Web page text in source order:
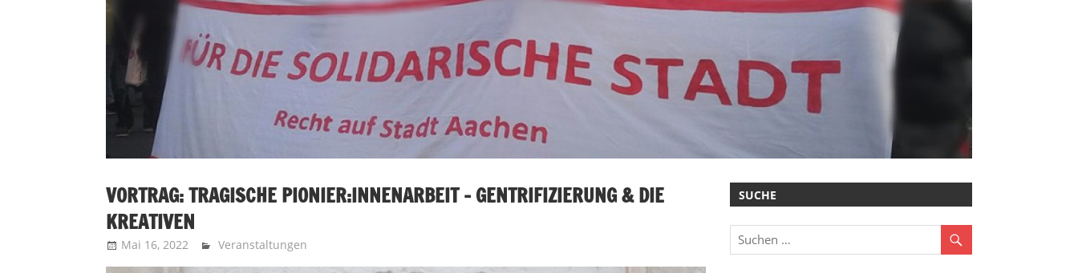
VORTRAG: TRAGISCHE PIONIER:INNENARBEIT – GENTRIFIZIERUNG & DIE
KREATIVEN
Mai 16, 2022 Recht auf Stadt Aachen
Veranstaltungen
SUCHE